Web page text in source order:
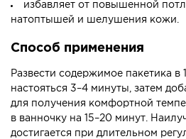
избавляет от повышенной
натоптышей и шелушения кожи.
Способ применения
Развести содержимое пакетика в
настояться 3–4 минуты, затем
для получения комфортной
в ванночку на 15–20 минут.
достигается при длительном